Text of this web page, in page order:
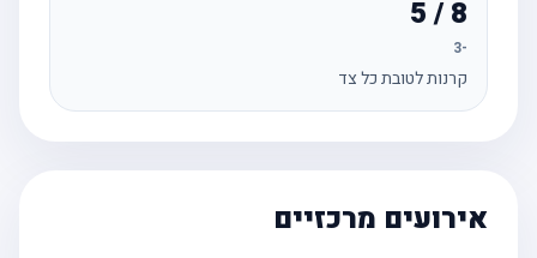
קרנות לטובת כל צד
אירועים מרכזיים